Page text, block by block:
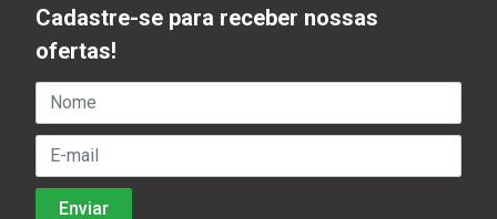
Cadastre-se para receber nossas
ofertas!